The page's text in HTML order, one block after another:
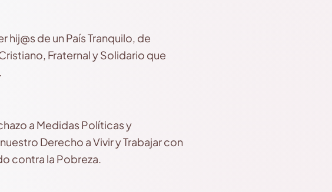
de un País Tranquilo, de
Fraternal y Solidario que
a Medidas Políticas y
Derecho a Vivir y Trabajar con
contra la Pobreza.